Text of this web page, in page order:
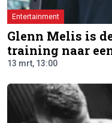
Entertainment
Glenn Melis is
training naar
13 mrt, 13:00